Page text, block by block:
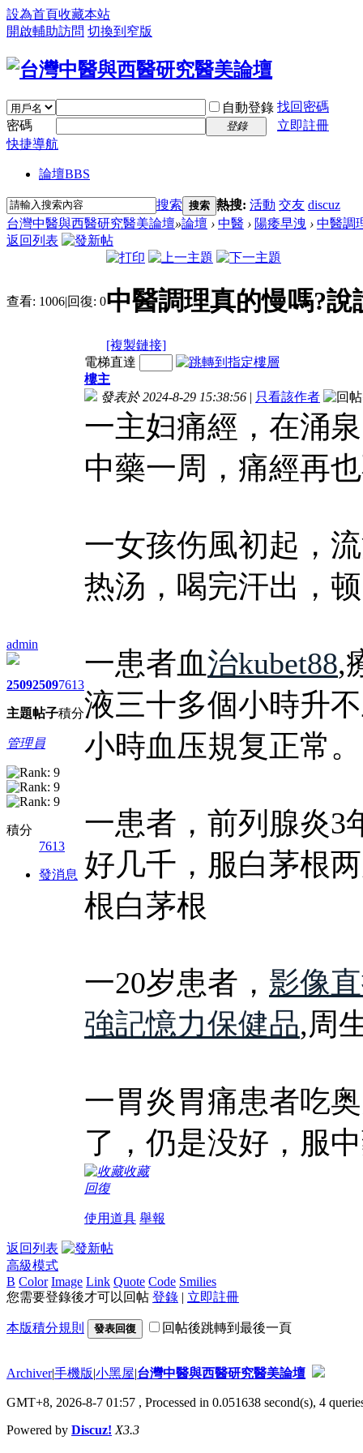
設為首頁收藏本站
開啟輔助訪問 切換到窄版
自動登錄 找回密碼
密碼
登錄
立即註冊
快捷導航
論壇BBS
搜索 搜索 熱搜: 活動 交友 discuz
台灣中醫與西醫研究醫美論壇»論壇 › 中醫 › 陽痿早洩 › 中醫調
返回列表
查看: 1006|回復: 0中醫調理真的慢嗎?
[複製鏈接]
admin
2509
主題
2509
帖子
7613
積分
管理員
積分
7613
發消息
電梯直達
樓主
發表於 2024-8-29 15:38:56 | 只看該作者
一主妇痛經，在涌
中藥一周，痛經再
一女孩伤風初起，
热汤，喝完汗出，
一患者血治kubet88,
液三十多個小時升
小時血压規复正常。
一患者，前列腺炎3
好几千，服白茅根
根白茅根
一20岁患者， 影像
強記憶力保健品,周
一胃炎胃痛患者吃
了，仍是没好，服
收藏
回復
使用道具 舉報
返回列表
高級模式
B Color Image Link Quote Code Smilies
您需要登錄後才可以回帖 登錄 | 立即註冊
本版積分規則 發表回復 回帖後跳轉到最後一頁
Archiver|手機版|小黑屋|台灣中醫與西醫研究醫美論壇
GMT+8, 2026-8-7 01:57 , Processed in 0.051638 second(s), 4
Powered by Discuz! X3.3